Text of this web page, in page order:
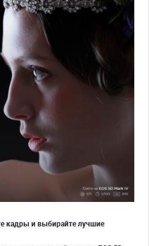
кадры и выбирайте лучшие